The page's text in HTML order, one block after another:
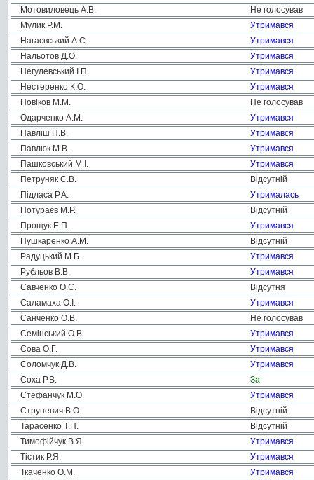
Мотовиловець А.В.
Не голосував
Мулик Р.М.
Утримався
Нагаєвський А.С.
Утримався
Нальотов Д.О.
Утримався
Негулевський І.П.
Утримався
Нестеренко К.О.
Утримався
Новіков М.М.
Не голосував
Одарченко А.М.
Утримався
Павліш П.В.
Утримався
Павлюк М.В.
Утримався
Пашковський М.І.
Утримався
Петруняк Є.В.
Відсутній
Підласа Р.А.
Утрималась
Потураєв М.Р.
Відсутній
Прощук Е.П.
Утримався
Пушкаренко А.М.
Відсутній
Радуцький М.Б.
Утримався
Рубльов В.В.
Утримався
Савченко О.С.
Відсутня
Саламаха О.І.
Утримався
Санченко О.В.
Не голосував
Семінський О.В.
Утримався
Сова О.Г.
Утримався
Соломчук Д.В.
Утримався
Соха Р.В.
За
Стефанчук М.О.
Утримався
Струневич В.О.
Відсутній
Тарасенко Т.П.
Відсутній
Тимофійчук В.Я.
Утримався
Тістик Р.Я.
Утримався
Ткаченко О.М.
Утримався